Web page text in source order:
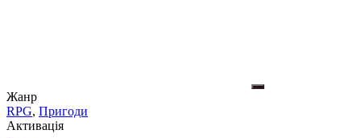
Жанр
RPG, Пригоди
Активація